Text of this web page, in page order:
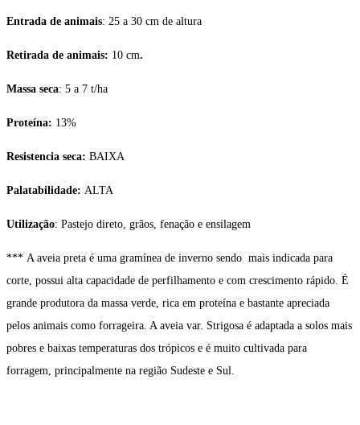
Entrada de animais: 25 a 30 cm de altura
Retirada de animais: 10 cm.
Massa seca: 5 a 7 t/ha
Proteína: 13%
Resistencia seca: BAIXA
Palatabilidade: ALTA
Utilização: Pastejo direto, grãos, fenação e ensilagem
*** A aveia preta é uma gramínea de inverno sendo mais indicada para
corte, possui alta capacidade de perfilhamento e com crescimento rápido. É
grande produtora da massa verde, rica em proteína e bastante apreciada
pelos animais como forrageira. A aveia var. Strigosa é adaptada a solos mais
pobres e baixas temperaturas dos trópicos e é muito cultivada para
forragem, principalmente na região Sudeste e Sul.